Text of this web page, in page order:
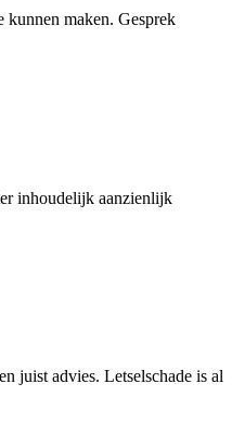
kunnen maken. Gesprek
inhoudelijk aanzienlijk
juist advies. Letselschade is al